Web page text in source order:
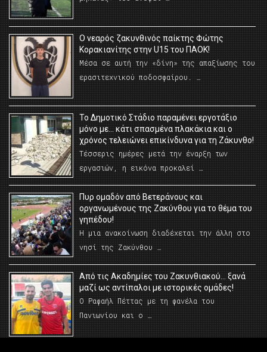
O νεαρός ζακυνθινός παίκτης Φώτης
Κορακιανίτης στην U15 του ΠΑΟΚ!
Μέσα σε αυτή την «δίνη» της απαξίωσης του
ερασιτεχνικού ποδοσφαίρου. …
Το Δημοτικό Στάδιο παραμένει εργοτάξιο
μόνο με… κάτι σπασμένα πλακάκια και ο
χρόνος τελειώνει επικίνδυνα για τη Ζάκυνθο!
Τέσσερις ημέρες μετά την έναρξη των
εργασιών, η εικόνα προκαλεί …
Πυρ ομαδόν από Βετεράνους και
οργανωμένους της Ζακύνθου για το θέμα του
γηπέδου!
Η μια ανακοίνωση διαδέχεται την άλλη στο
νησί της Ζακύνθου …
Από τις Ακαδημίες του Ζακυνθιακού… ξανά
μαζί ως αντίπαλοι με ιστορικές ομάδες!
Ο Ραφαήλ Πέττας με τη φανέλα του
Πανιωνίου και ο …